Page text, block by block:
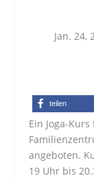
Jan. 24,
teilen
Ein Joga-
angeboten.
19 Uhr bis